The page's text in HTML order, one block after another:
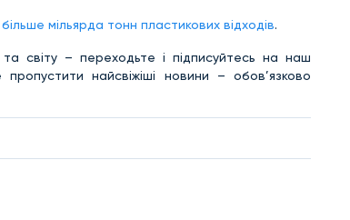
більше мільярда тонн пластикових відходів.
світу – переходьте і підписуйтесь на наш
найсвіжіші новини – обов’язково